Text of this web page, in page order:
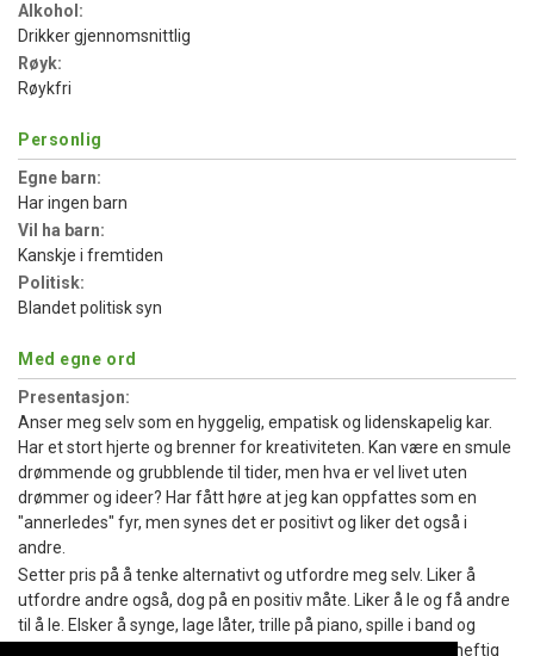
Alkohol:
Drikker gjennomsnittlig
Røyk:
Røykfri
Personlig
Egne barn:
Har ingen barn
Vil ha barn:
Kanskje i fremtiden
Politisk:
Blandet politisk syn
Med egne ord
Presentasjon:
Anser meg selv som en hyggelig, empatisk og lidenskapelig kar.
Har et stort hjerte og brenner for kreativiteten. Kan være en smule
drømmende og grubblende til tider, men hva er vel livet uten
drømmer og ideer? Har fått høre at jeg kan oppfattes som en
"annerledes" fyr, men synes det er positivt og liker det også i
andre.
Setter pris på å tenke alternativt og utfordre meg selv. Liker å
utfordre andre også, dog på en positiv måte. Liker å le og få andre
til å le. Elsker å synge, lage låter, trille på piano, spille i band og
servere dette til andre enten de liker det eller ei :-) Liker en heftig